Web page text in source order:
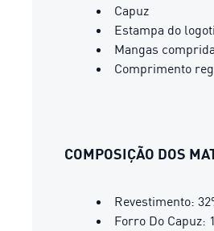
Capuz
Estampa do
Mangas
Comprimento
COMPOSIÇÃO DOS
Revestimento:
Forro Do Capuz: